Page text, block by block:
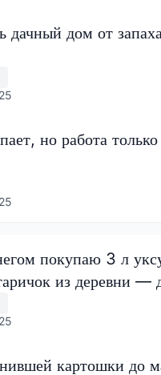
дачный дом от
но работа
покупаю 3 л
из деревни
картошки до